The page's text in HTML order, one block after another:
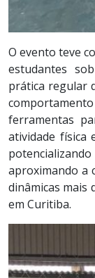
O evento teve
estudantes
prática regular
ferramentas
atividade física
aproximando a
dinâmicas mais
em Curitiba.